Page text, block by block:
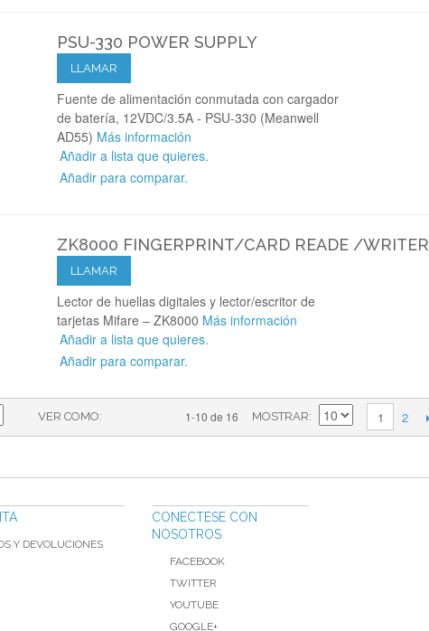
PSU-330 POWER SUPPLY
LLAMAR
Fuente de alimentación conmutada con cargador
de batería, 12VDC/3.5A - PSU-330 (Meanwell
AD55) Más información
Añadir a lista que quieres.
Añadir para comparar.
ZK8000 FINGERPRINT/CARD READE /WRITER
LLAMAR
Lector de huellas digitales y lector/escritor de
tarjetas Mifare – ZK8000 Más información
Añadir a lista que quieres.
Añadir para comparar.
VER COMO 1-10 de 16 MOSTRAR 1 2
Y DEVOLUCIONES
CONECTESE CON
NOSOTROS
FACEBOOK
TWITTER
YOUTUBE
GOOGLE+